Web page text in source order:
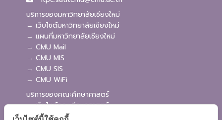
บริการของมหาวิทยาลัยเชียงใหม่
→ เว็บไซต์มหาวิทยาลัยเชียงใหม่
→ แผนที่มหาวิทยาลัยเชียงใหม่
→ CMU Mail
→ CMU MIS
→ CMU SIS
→ CMU WiFi
บริการของคณะศึกษาศาสตร์
→ เว็บไซต์คณะศึกษาศาสตร์
→ ระบบจัดการเว็บไซต์